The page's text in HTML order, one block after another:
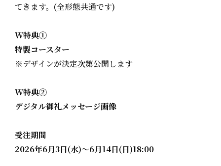
てきます。(全形態共通です)
W特典①
特製コースター
※デザインが決定次第公開します
W特典②
デジタル御礼メッセージ画像
受注期間
2026年6月3日(水)～6月14日(日)18:00